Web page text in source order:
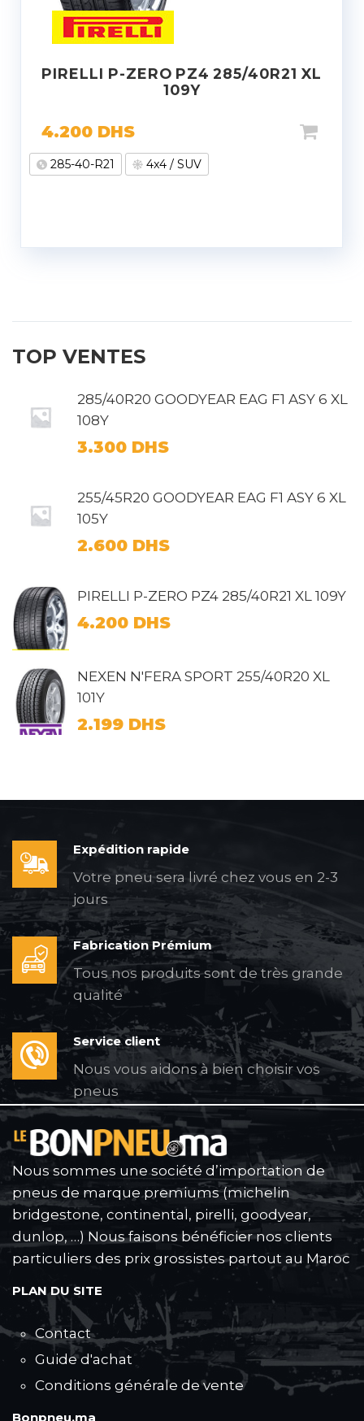
PIRELLI P-ZERO PZ4 285/40R21 XL
109Y
4.200 DHS
285-40-R21 4x4 / SUV
TOP VENTES
285/40R20 GOODYEAR EAG F1 ASY 6 XL
108Y
3.300 DHS
255/45R20 GOODYEAR EAG F1 ASY 6 XL
105Y
2.600 DHS
PIRELLI P-ZERO PZ4 285/40R21 XL 109Y
4.200 DHS
NEXEN N'FERA SPORT 255/40R20 XL
101Y
2.199 DHS
Expédition rapide
Votre pneu sera livré chez vous en 2-3
jours
Fabrication Prémium
Tous nos produits sont de très grande
qualité
Service client
Nous vous aidons à bien choisir vos
pneus
Nous sommes une société d’importation de
pneus de marque premiums (michelin
bridgestone, continental, pirelli, goodyear,
dunlop, …) Nous faisons bénéficier nos clients
particuliers des prix grossistes partout au Maroc
PLAN DU SITE
Contact
Guide d'achat
Conditions générale de vente
Bonpneu.ma